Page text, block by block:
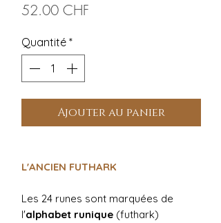
52.00 CHF
Quantité *
Ajouter au panier
L'ANCIEN FUTHARK
Les 24 runes sont marquées de
l'alphabet runique (futhark)